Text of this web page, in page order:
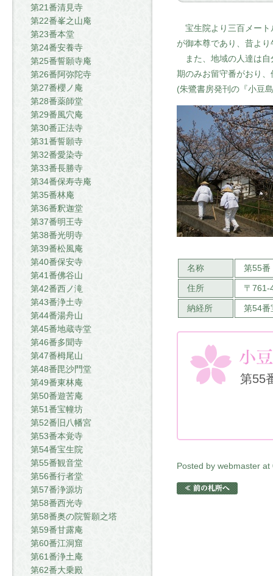
宝生院より三百メート
が御本尊であり、昔よ
また、地域の人達は自
期のみお留守番がおり
(朱鷺書房発刊の『小豆
名称 第55番
住所 〒
納経所 第54番
第55
Posted by webmaster at
第21番清見寺
第22番峯之山庵
第23番本堂
第24番安養寺
第25番誓願寺庵
第26番阿弥陀寺
第27番櫻ノ庵
第28番薬師堂
第29番風穴庵
第30番正法寺
第31番誓願寺
第32番愛染寺
第33番長勝寺
第34番保寿寺庵
第35番林庵
第36番釈迦堂
第37番明王寺
第38番光明寺
第39番松風庵
第40番保安寺
第41番佛谷山
第42番西ノ滝
第43番浄土寺
第44番湯舟山
第45番地蔵寺堂
第46番多聞寺
第47番栂尾山
第48番毘沙門堂
第49番東林庵
第50番遊苦庵
第51番宝幢坊
第52番旧八幡宮
第53番本覚寺
第54番宝生院
第55番観音堂
第56番行者堂
第57番浄源坊
第58番西光寺
第58番奥の院誓願之塔
第59番甘露庵
第60番江洞窟
第61番浄土庵
第62番大乗殿